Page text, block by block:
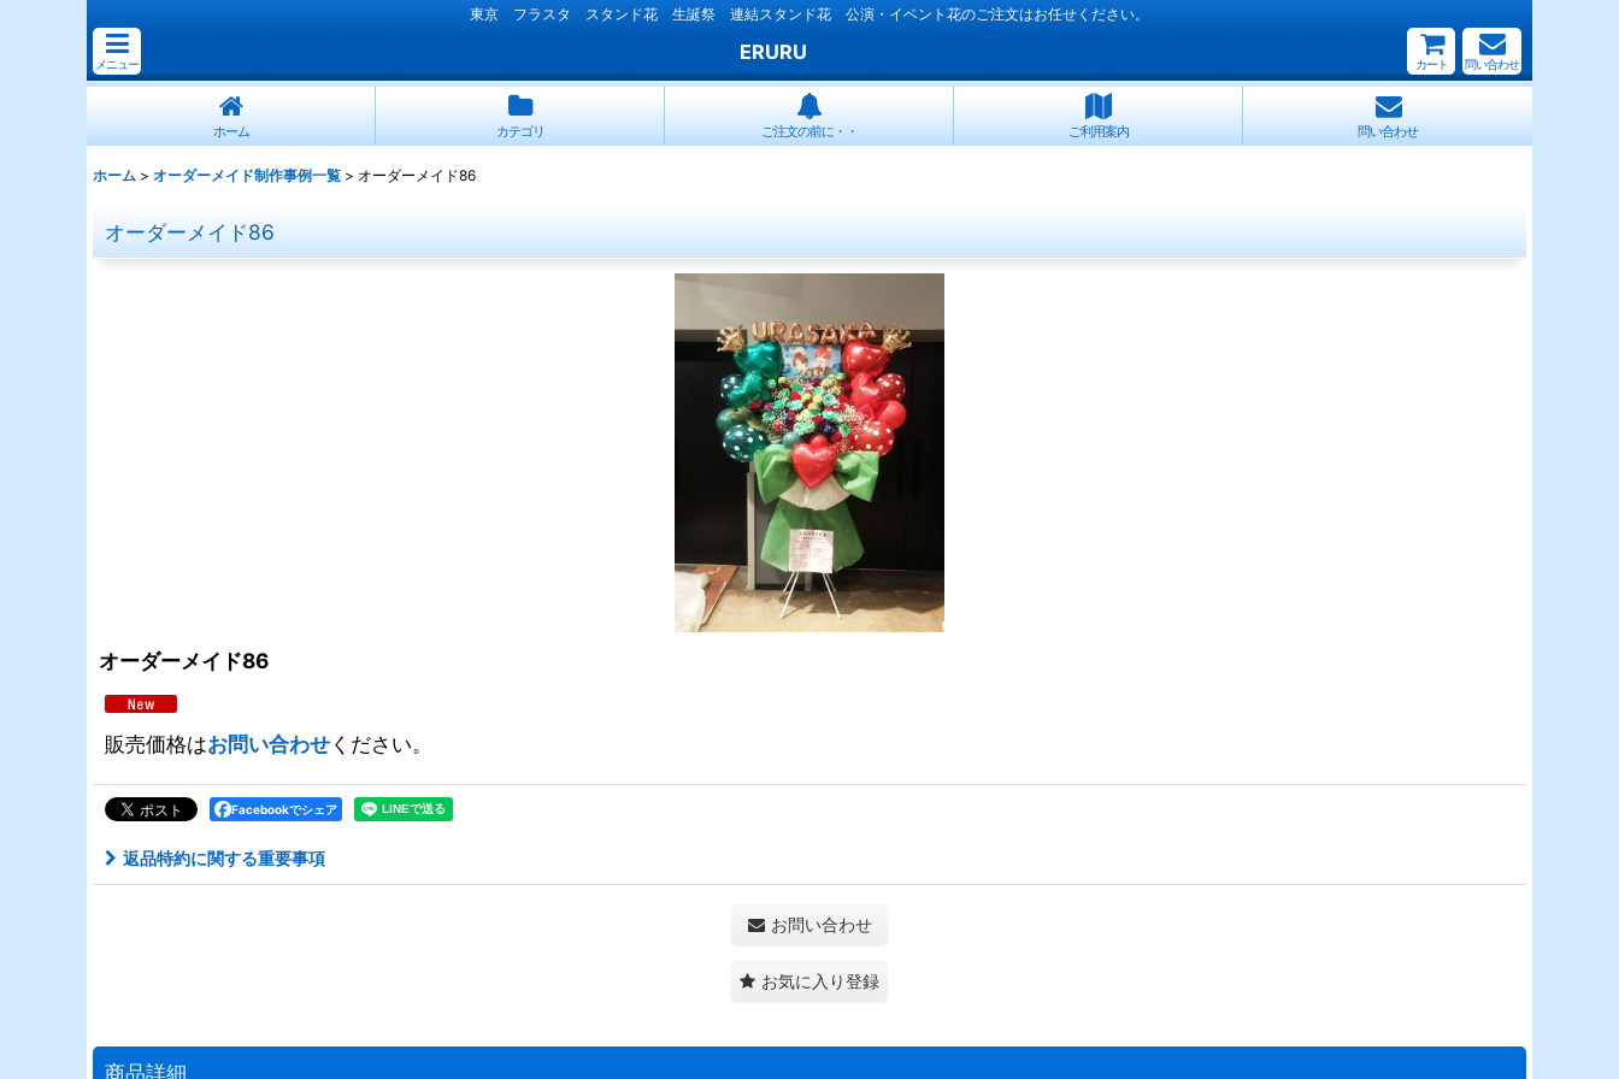
東京 フラスタ スタンド花 生誕祭 連結スタンド花 公演・イベント花のご注文はお任せください。
メニュー
ERURU
カート 問い合わせ
ホーム カテゴリ ご注文の前に・・ ご利用案内 問い合わせ
ホーム > オーダーメイド制作事例一覧 > オーダーメイド86
オーダーメイド86
オーダーメイド86
販売価格はお問い合わせください。
Facebookでシェア
返品特約に関する重要事項
お問い合わせ
お気に入り登録
商品詳細